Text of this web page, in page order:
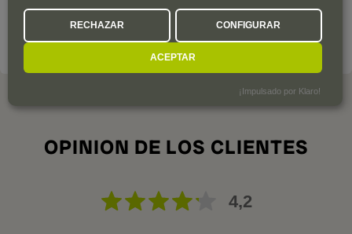
que después vendería a bodegas de renombre.
LA BODEGA A FONDO
OPINION DE LOS CLIENTES
4,2
RECHAZAR CONFIGURAR
ACEPTAR
¡Impulsado por Klaro!